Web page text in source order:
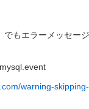
でもエラーメッセー
warning-